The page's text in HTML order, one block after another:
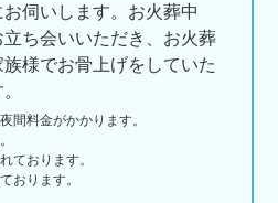
伺いします。お火葬中
ち会いいただき、お火葬
様でお骨上げをしていた
夜間料金がかかります。
ております。
おります。